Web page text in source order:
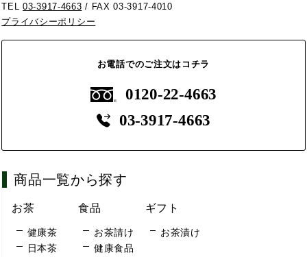
TEL03-3917-4663 / FAX 03-3917-4010
プライバシーポリシー
お電話でのご注文はコチラ
0120-22-4663
03-3917-4663
商品一覧から探す
お茶
健康茶
日本茶
食品
お茶請け
健康食品
ギフト
お茶漬け